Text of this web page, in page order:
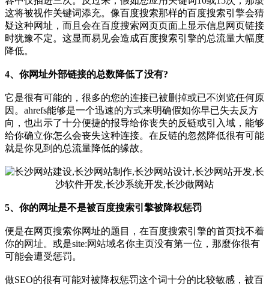
这将被视作关键词添充。像百度搜索那样的百度搜索引擎会猜
疑这种网址，而且会在百度搜索网页页面上显示信息网页链接
时犹豫不定。这显而易见会造成百度搜索引擎的总流量大幅度
降低。
4、你网址外部链接的总数降低了没有?
它是很有可能的，很多的您的连接已被删掉或已不浏览任何原
因。ahrefs能够是一个迅速的方式来明确假如你早已失去反方
向，也出示了十分便捷的报导给你丧失的反链或引入域，能够
给你确立你怎么会丧失这种连接。在反链的忽然降低很有可能
就是你见到的总流量降低的缘故。
5、你的网址是不是被百度搜索引擎被降权惩罚
便是在网页搜索你网址的题目，在百度搜索引擎的首页找不着
你的网址。或是site:网站域名你主页没有第一位，那麼你很有
可能会遭受惩罚。
做SEO的很有可能对被降权惩罚这个词十分的比较敏感，被百